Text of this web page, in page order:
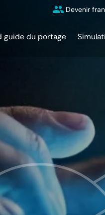
Devenir
guide du portage